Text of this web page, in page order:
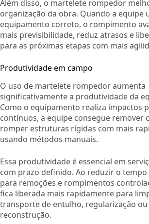
Além disso, o martelete rompedor
organização da obra. Quando a equipe
equipamento correto, o rompimento
mais previsibilidade, reduz atrasos e
para as próximas etapas com mais
Produtividade em campo
O uso de martelete rompedor aumenta
significativamente a produtividade da
Como o equipamento realiza impactos
contínuos, a equipe consegue remover
romper estruturas rígidas com mais
usando métodos manuais.
Essa produtividade é essencial em
com prazo definido. Ao reduzir o tempo
para remoções e rompimentos
fica liberada mais rapidamente para
transporte de entulho, regularização ou
reconstrução.